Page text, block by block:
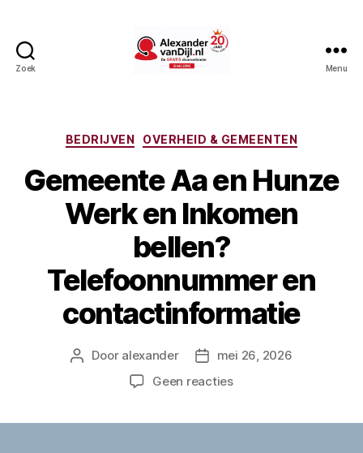
Zoek Menu
Categorieën
BEDRIJVEN OVERHEID & GEMEENTEN
Gemeente Aa en Hunze
Werk en Inkomen
bellen?
Telefoonnummer en
contactinformatie
Berichtauteur
Door alexander Berichtdatum
mei 26, 2026
Geen reactiesop